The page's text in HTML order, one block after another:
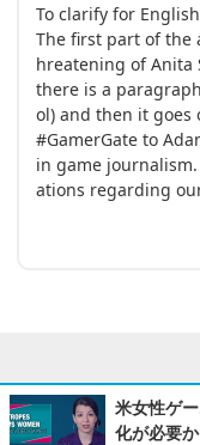
To clarify for
The first part of the
hreatening of Anita
there is a
ol) and then it goes
#GamerGate to
in game
ations regarding
米女性ゲ
化が必要か